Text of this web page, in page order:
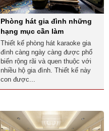
Phòng hát gia đình những
hạng mục cần làm
Thiết kế phòng hát karaoke gia
đình càng ngày càng được phổ
biến rộng rãi và quen thuộc với
nhiều hộ gia đình. Thiết kế này
con được...